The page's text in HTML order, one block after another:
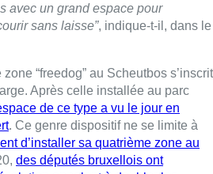
avec un grand espace pour
sans laisse”, indique-t-il, dans le
“freedog” au Scheutbos s’inscrit
Après celle installée au parc
de ce type a vu le jour en
. Ce genre dispositif ne se limite à
d’installer sa quatrième zone au
des députés bruxellois ont